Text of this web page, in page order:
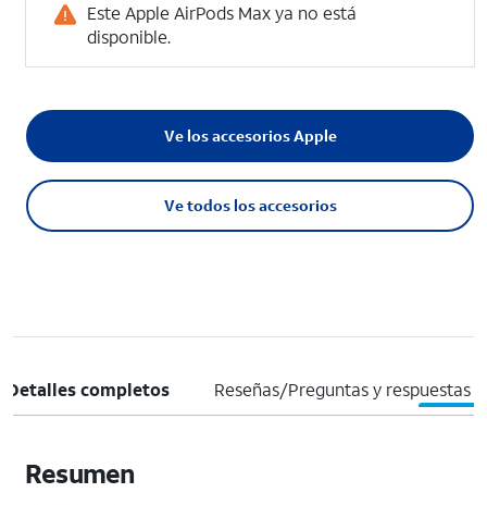
Este Apple AirPods Max ya no está
disponible.
Ve todos los accesorios
Ve los accesorios Apple
Detalles completos Reseñas/Preguntas y respuestas
Resumen